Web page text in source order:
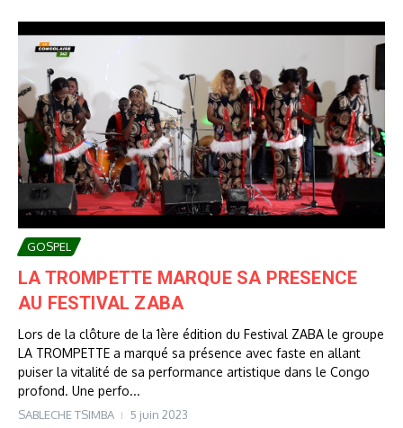
GOSPEL
LA TROMPETTE MARQUE SA PRESENCE
AU FESTIVAL ZABA
Lors de la clôture de la 1ère édition du Festival ZABA le groupe
LA TROMPETTE a marqué sa présence avec faste en allant
puiser la vitalité de sa performance artistique dans le Congo
profond. Une perfo...
SABLECHE TSIMBA 5 juin 2023